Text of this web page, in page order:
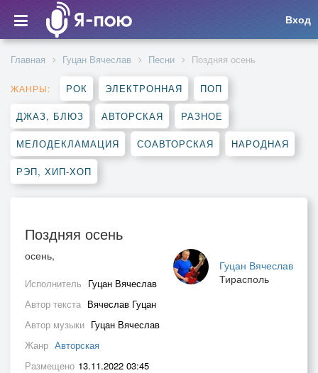
Вход
Главная Гуцан Вячеслав Песни Поздняя осень
ЖАНРЫ: РОК ЭЛЕКТРОННАЯ ПОП
ДЖАЗ, БЛЮЗ АВТОРСКАЯ РАЗНОЕ
МЕЛОДЕКЛАМАЦИЯ СОАВТОРСКАЯ НАРОДНАЯ
РЭП, ХИП-ХОП
Поздняя осень
Гуцан Вячеслав
Тирасполь
осень,
Исполнитель Гуцан Вячеслав
Автор текста Вячеслав Гуцан
Автор музыки Гуцан Вячеслав
Жанр Авторская
Размещено 13.11.2022 03:45